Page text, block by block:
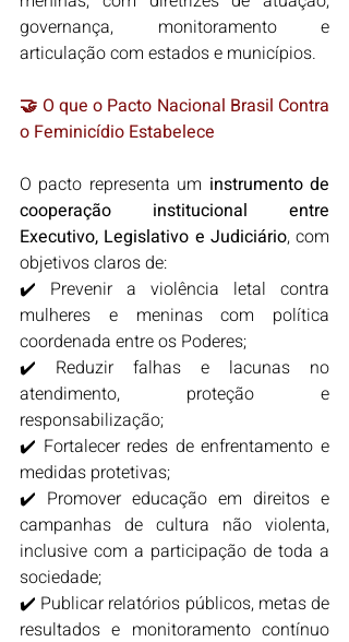
governança, monitoramento e
articulação com estados e municípios.
🤝 O que o Pacto Nacional Brasil Contra
o Feminicídio Estabelece
O pacto representa um instrumento de
cooperação institucional entre
Executivo, Legislativo e Judiciário, com
objetivos claros de:
✔️ Prevenir a violência letal contra
mulheres e meninas com política
coordenada entre os Poderes;
✔️ Reduzir falhas e lacunas no
atendimento, proteção e
responsabilização;
✔️ Fortalecer redes de enfrentamento e
medidas protetivas;
✔️ Promover educação em direitos e
campanhas de cultura não violenta,
inclusive com a participação de toda a
sociedade;
✔️ Publicar relatórios públicos, metas de
resultados e monitoramento contínuo